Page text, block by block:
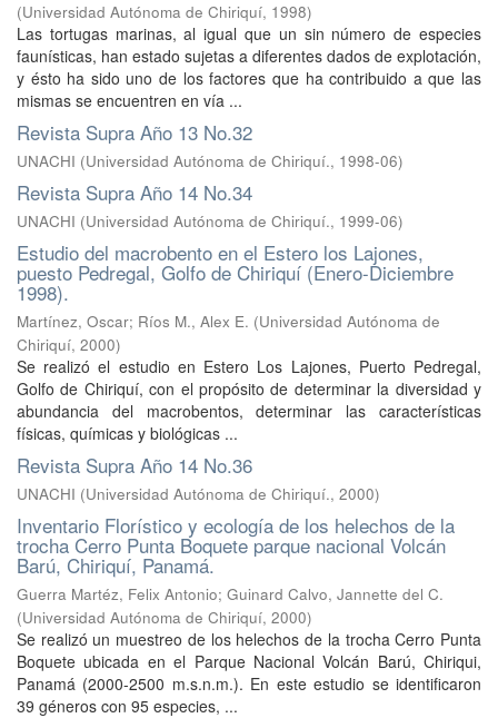
(Universidad Autónoma de Chiriquí, 1998)
Las tortugas marinas, al igual que un sin número de especies
faunísticas, han estado sujetas a diferentes dados de explotación,
y ésto ha sido uno de los factores que ha contribuido a que las
mismas se encuentren en vía ...
Revista Supra Año 13 No.32
UNACHI (Universidad Autónoma de Chiriquí., 1998-06)
Revista Supra Año 14 No.34
UNACHI (Universidad Autónoma de Chiriquí., 1999-06)
Estudio del macrobento en el Estero los Lajones,
puesto Pedregal, Golfo de Chiriquí (Enero-Diciembre
1998).
Martínez, Oscar; Ríos M., Alex E. (Universidad Autónoma de
Chiriquí, 2000)
Se realizó el estudio en Estero Los Lajones, Puerto Pedregal,
Golfo de Chiriquí, con el propósito de determinar la diversidad y
abundancia del macrobentos, determinar las características
físicas, químicas y biológicas ...
Revista Supra Año 14 No.36
UNACHI (Universidad Autónoma de Chiriquí., 2000)
Inventario Florístico y ecología de los helechos de la
trocha Cerro Punta Boquete parque nacional Volcán
Barú, Chiriquí, Panamá.
Guerra Martéz, Felix Antonio; Guinard Calvo, Jannette del C.
(Universidad Autónoma de Chiriquí, 2000)
Se realizó un muestreo de los helechos de la trocha Cerro Punta
Boquete ubicada en el Parque Nacional Volcán Barú, Chiriqui,
Panamá (2000-2500 m.s.n.m.). En este estudio se identificaron
39 géneros con 95 especies, ...